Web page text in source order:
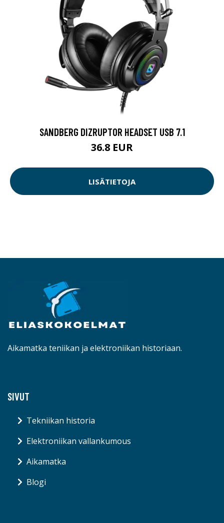
SANDBERG DIZRUPTOR HEADSET USB 7.1
36.8 EUR
LISÄTIETOJA
Aikamatka teniikan ja elektroniikan historiaan.
SIVUT
Tekniikan historia
Elektroniikan vallankumous
Aikamatka
Blogi